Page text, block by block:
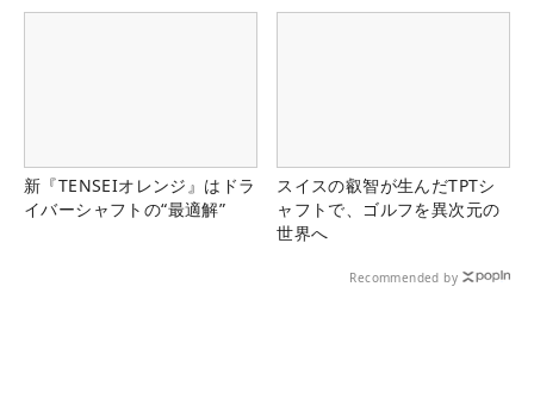
新『TENSEIオレンジ』はドラ
イバーシャフトの“最適解”
スイスの叡智が生んだTPTシ
ャフトで、ゴルフを異次元の
世界へ
Recommended by